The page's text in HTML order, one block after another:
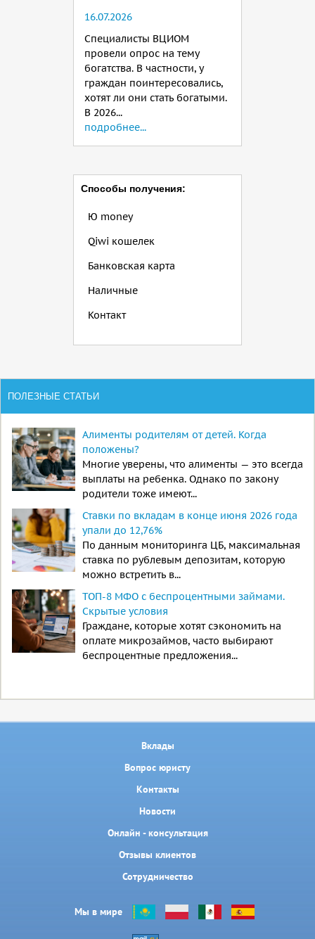
16.07.2026
Специалисты ВЦИОМ
провели опрос на тему
богатства. В частности, у
граждан поинтересовались,
хотят ли они стать богатыми.
В 2026...
подробнее...
Способы получения:
Ю money
Qiwi кошелек
Банковская карта
Наличные
Контакт
ПОЛЕЗНЫЕ СТАТЬИ
Алименты родителям от детей. Когда
положены?
Многие уверены, что алименты — это всегда
выплаты на ребенка. Однако по закону
родители тоже имеют...
Ставки по вкладам в конце июня 2026 года
упали до 12,76%
По данным мониторинга ЦБ, максимальная
ставка по рублевым депозитам, которую
можно встретить в...
ТОП-8 МФО с беспроцентными займами.
Скрытые условия
Граждане, которые хотят сэкономить на
оплате микрозаймов, часто выбирают
беспроцентные предложения...
Вклады
Вопрос юристу
Контакты
Новости
Онлайн - консультация
Отзывы клиентов
Сотрудничество
Мы в мире